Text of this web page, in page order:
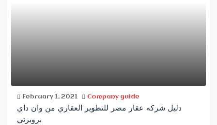
February 1, 2021 Company guide
دليل شركه عقار مصر للتطوير العقاري من وان داي
بروبرتي